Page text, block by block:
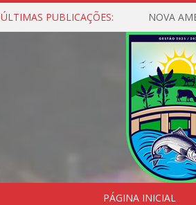
ÚLTIMAS PUBLICAÇÕES: NOVA
PÁGINA INICIAL